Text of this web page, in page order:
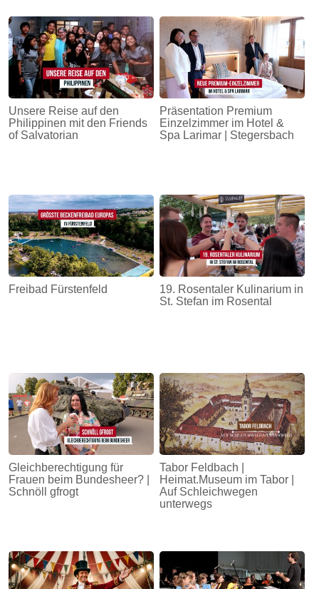
Unsere Reise auf den
Philippinen mit den Friends
of Salvatorian
Präsentation Premium
Einzelzimmer im Hotel &
Spa Larimar | Stegersbach
Freibad Fürstenfeld
19. Rosentaler Kulinarium in
St. Stefan im Rosental
Gleichberechtigung für
Frauen beim Bundesheer? |
Schnöll gfrogt
Tabor Feldbach |
Heimat.Museum im Tabor |
Auf Schleichwegen
unterwegs